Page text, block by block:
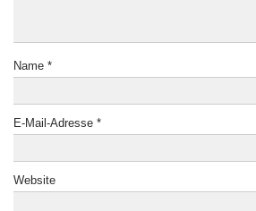
Name *
E-Mail-Adresse *
Website